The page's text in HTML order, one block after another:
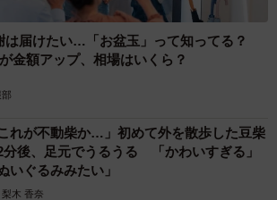
憧れがあるから。（30代・女性）
ちの家が気になるから。（30代・女
住んでいていどんな感じなのか興味が
女性）
えた豪邸、一度住んでみたいです。
は届けたい…「お盆玉」って知ってる？
金額アップ、相場はいくら？
これが不動柴か…」初めて外を散歩した豆柴
後、足元でうるうる 「かわいすぎる」
ぬいぐるみみたい」
梨木 香奈